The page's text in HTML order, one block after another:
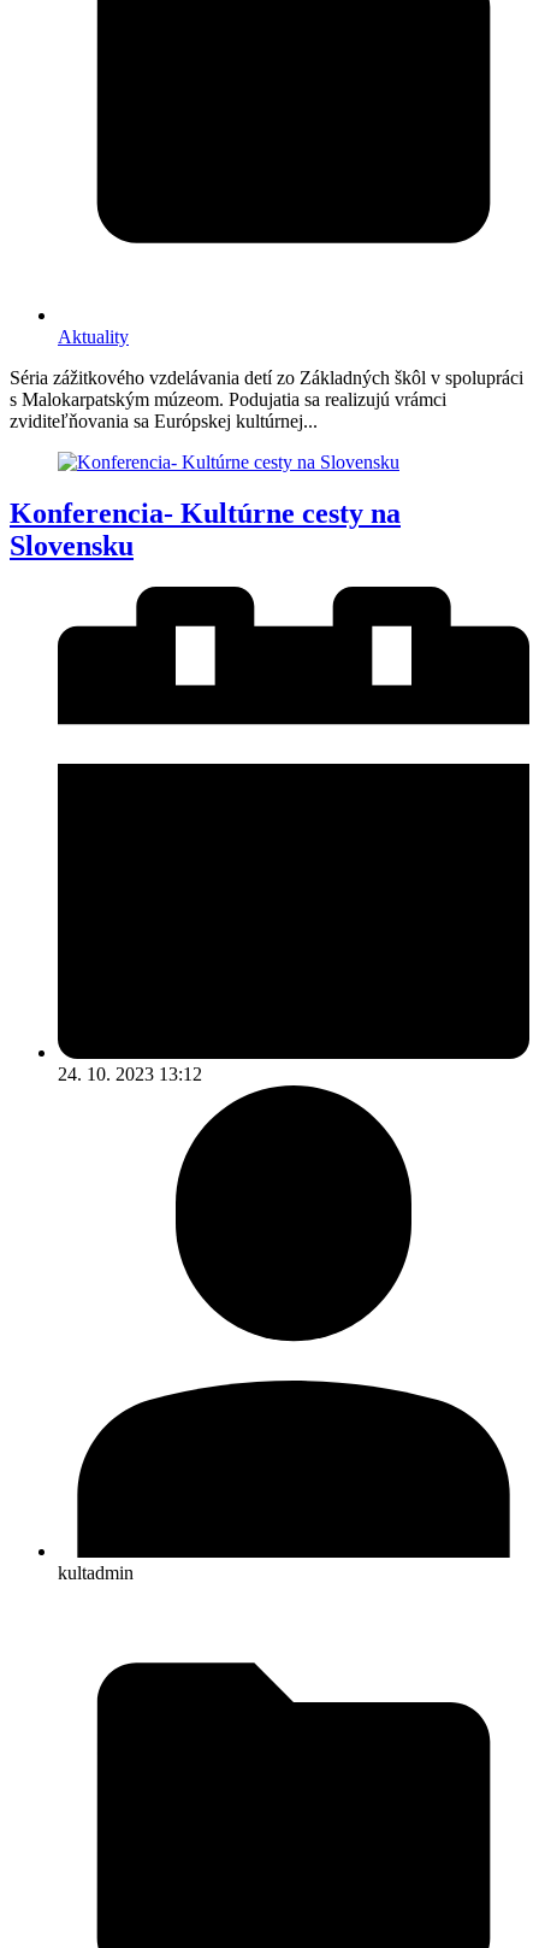
Aktuality
Séria zážitkového vzdelávania detí zo Základných škôl v spolupráci
s Malokarpatským múzeom. Podujatia sa realizujú vrámci
zviditeľňovania sa Európskej kultúrnej...
Konferencia- Kultúrne cesty na
Slovensku
24. 10. 2023 13:12
kultadmin